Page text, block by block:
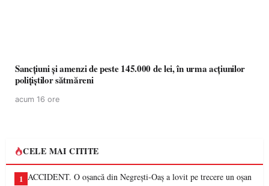
Sancțiuni și amenzi de peste 145.000 de lei, în urma acțiunilor
polițiștilor sătmăreni
acum 16 ore
CELE MAI CITITE
1 ACCIDENT. O oșancă din Negrești-Oaș a lovit pe trecere un oșan